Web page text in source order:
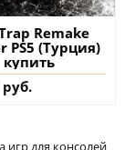
Remake
PS5 (Турция)
купить
для консолей